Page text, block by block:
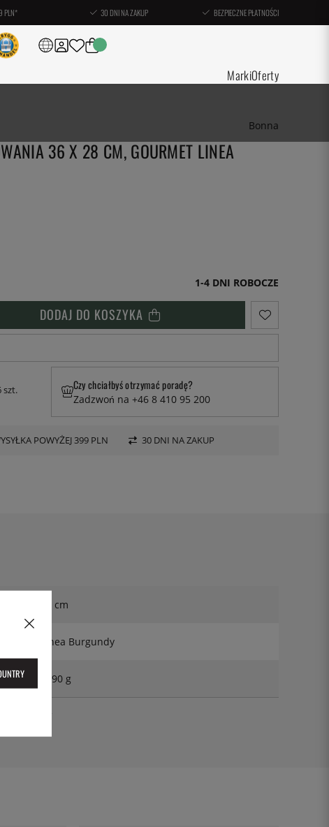
PLN* 30 DNI NA ZAKUP BEZPIECZNE PŁATNOŚCI
MarkiOferty
Bonna
36 X 28 CM, GOURMET LINEA
1-4 DNI ROBOCZE
DODAJ DO KOSZYKA
szt. Czy chciałbyś otrzymać poradę?
Zadzwoń na +46 8 410 95 200
POWYŻEJ 399 PLN 30 DNI NA ZAKUP
36 cm
Linea Burgundy
1090 g